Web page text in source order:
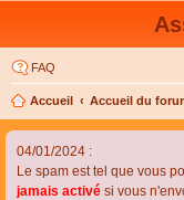
FAQ
Accueil Accueil du
04/01/2024 :
Le spam est tel que vous
jamais activé si vous